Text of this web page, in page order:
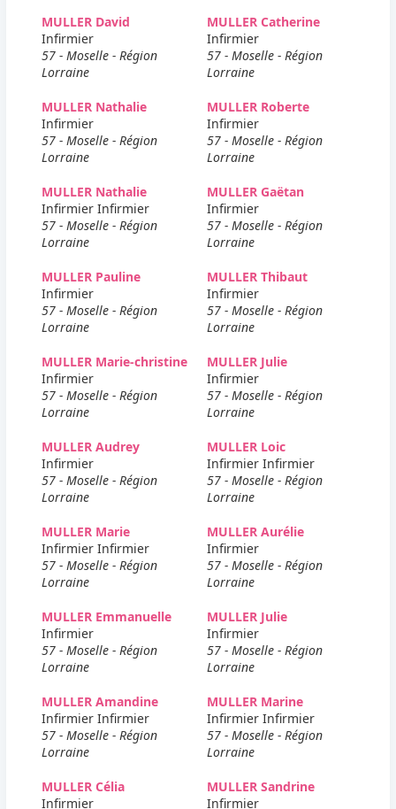
MULLER David
Infirmier
57 - Moselle - Région
Lorraine
MULLER Catherine
Infirmier
57 - Moselle - Région
Lorraine
MULLER Nathalie
Infirmier
57 - Moselle - Région
Lorraine
MULLER Roberte
Infirmier
57 - Moselle - Région
Lorraine
MULLER Nathalie
Infirmier Infirmier
57 - Moselle - Région
Lorraine
MULLER Gaëtan
Infirmier
57 - Moselle - Région
Lorraine
MULLER Pauline
Infirmier
57 - Moselle - Région
Lorraine
MULLER Thibaut
Infirmier
57 - Moselle - Région
Lorraine
MULLER Marie-christine
Infirmier
57 - Moselle - Région
Lorraine
MULLER Julie
Infirmier
57 - Moselle - Région
Lorraine
MULLER Audrey
Infirmier
57 - Moselle - Région
Lorraine
MULLER Loic
Infirmier Infirmier
57 - Moselle - Région
Lorraine
MULLER Marie
Infirmier Infirmier
57 - Moselle - Région
Lorraine
MULLER Aurélie
Infirmier
57 - Moselle - Région
Lorraine
MULLER Emmanuelle
Infirmier
57 - Moselle - Région
Lorraine
MULLER Julie
Infirmier
57 - Moselle - Région
Lorraine
MULLER Amandine
Infirmier Infirmier
57 - Moselle - Région
Lorraine
MULLER Marine
Infirmier Infirmier
57 - Moselle - Région
Lorraine
MULLER Célia
Infirmier
MULLER Sandrine
Infirmier